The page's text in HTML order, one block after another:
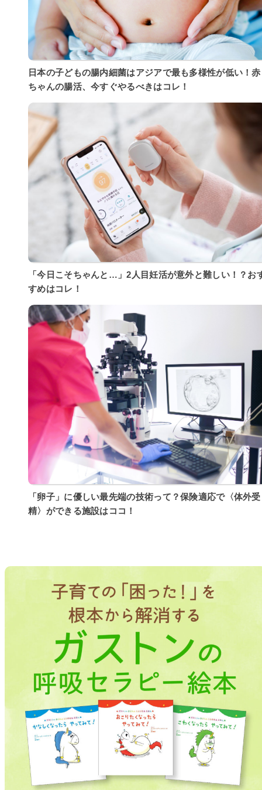
日本の子どもの腸内細菌はアジアで最も多様性が低い！赤
ちゃんの腸活、今すぐやるべきはコレ！
「今日こそちゃんと…」2人目妊活が意外と難しい！？お
すめはコレ！
「卵子」に優しい最先端の技術って？保険適応で〈体外受
精〉ができる施設はココ！